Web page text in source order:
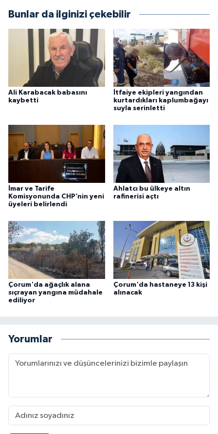
Bunlar da ilginizi çekebilir
Ali Karabacak babasını
kaybetti
İtfaiye ekipleri yangından
kurtardıkları kaplumbağayı
suyla serinletti
İmar ve Tarife
Komisyonunda CHP’nin yeni
üyeleri belirlendi
Ahlatcı bu ülkeye altın
rafinerisi açtı
Çorum'da ağaçlık alana
sıçrayan yangına müdahale
ediliyor
Çorum'da hastaneye 13 kişi
alınacak
Yorumlar